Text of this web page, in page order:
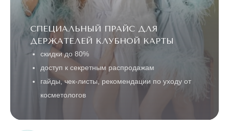
СПЕЦИАЛЬНЫЙ ПРАЙС ДЛЯ
ДЕРЖАТЕЛЕЙ КЛУБНОЙ КАРТЫ
скидки до 80%
доступ к секретным распродажам
гайды, чек-листы, рекомендации по уходу от
косметологов